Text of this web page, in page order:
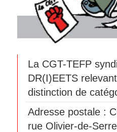
La CGT-TEFP
DR(I)EETS
distinction de
Adresse postale :
rue Olivier-de-